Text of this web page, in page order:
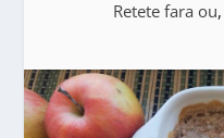
Retete fara ou,